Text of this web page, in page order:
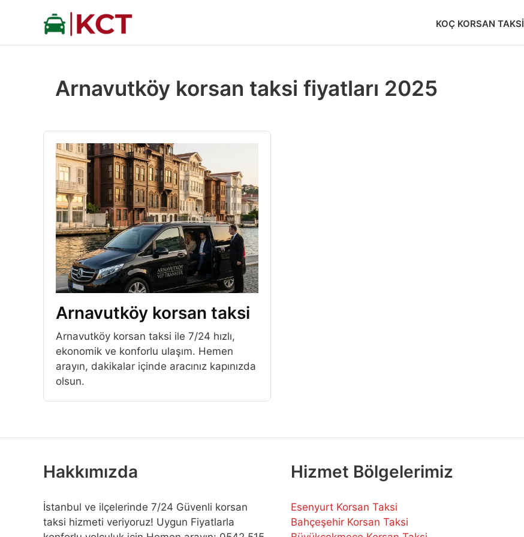
KOÇ KORSAN TAKSI
Arnavutköy korsan taksi fiyatları 2025
Arnavutköy korsan taksi
Arnavutköy korsan taksi ile 7/24 hızlı,
ekonomik ve konforlu ulaşım. Hemen
arayın, dakikalar içinde aracınız kapınızda
olsun.
Hakkımızda
İstanbul ve ilçelerinde 7/24 Güvenli korsan
taksi hizmeti veriyoruz! Uygun Fiyatlarla
Hizmet Bölgelerimiz
Esenyurt Korsan Taksi
Bahçeşehir Korsan Taksi